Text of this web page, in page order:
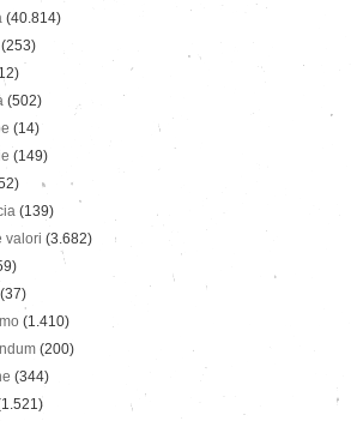
(40.814)
(253)
(502)
(14)
(149)
(139)
valori (3.682)
(37)
(1.410)
(200)
(344)